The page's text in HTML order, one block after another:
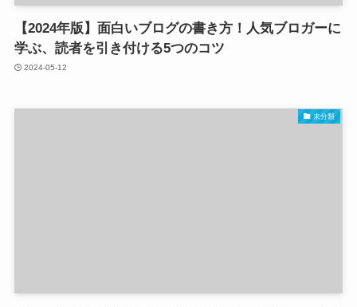
【2024年版】面白いブログの書き方！人気ブロガーに
学ぶ、読者を引き付ける5つのコツ
2024-05-12
未分類